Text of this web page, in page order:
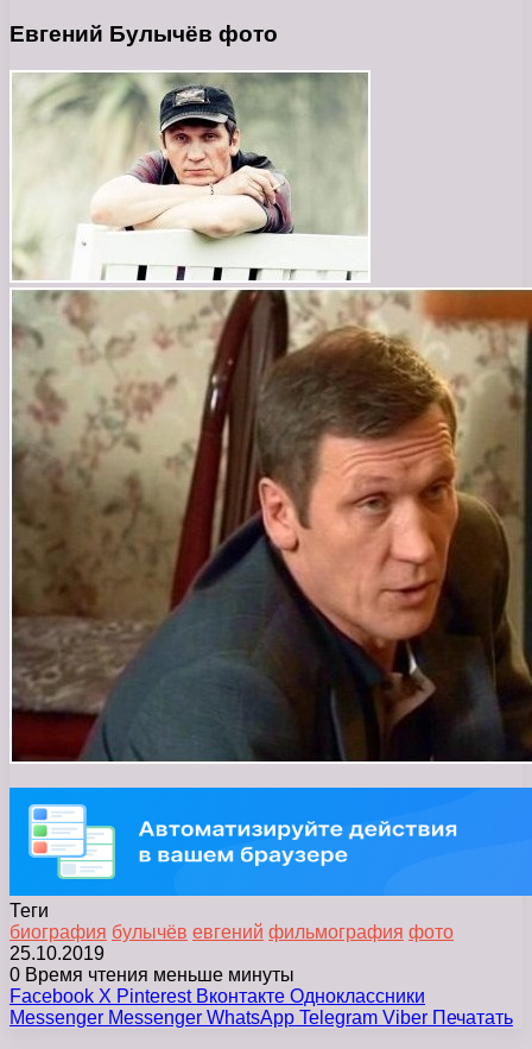
Евгений Булычёв фото
Теги
биография булычёв евгений фильмография фото
25.10.2019
0 Время чтения меньше минуты
Facebook X Pinterest Вконтакте Одноклассники
Messenger Messenger WhatsApp Telegram Viber Печатать